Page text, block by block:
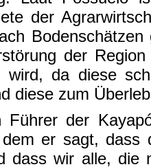
der
der
wird, da diese
diese zum
Führer der
er sagt, dass
dass wir alle, die